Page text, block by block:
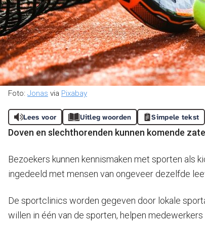
Foto: Jonas via Pixabay
Lees voor Uitleg woorden Simpele tekst
Doven en slechthorenden kunnen komende
Bezoekers kunnen kennismaken met sporten als
ingedeeld met mensen van ongeveer dezelfde
De sportclinics worden gegeven door lokale
willen in één van de sporten, helpen